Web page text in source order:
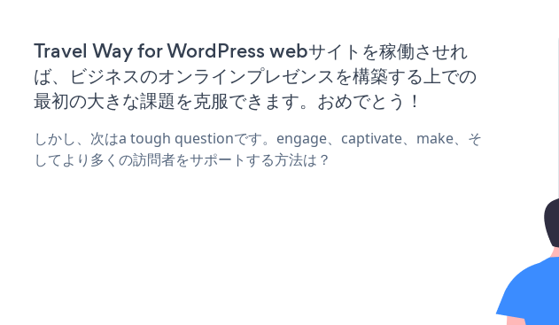
Travel Way for WordPress webサイトを稼働させれ
ば、ビジネスのオンラインプレゼンスを構築する上での
最初の大きな課題を克服できます。おめでとう！
しかし、次はa tough questionです。engage、captivate、make、そ
してより多くの訪問者をサポートする方法は？